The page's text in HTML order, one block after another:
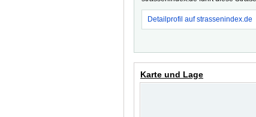
Detailprofil auf strassenindex.de
Karte und Lage